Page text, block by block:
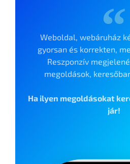
Weboldal, webáruház
gyorsan és korrekten,
Reszponzív
megoldások,
Ha ilyen megoldásokat
jár!